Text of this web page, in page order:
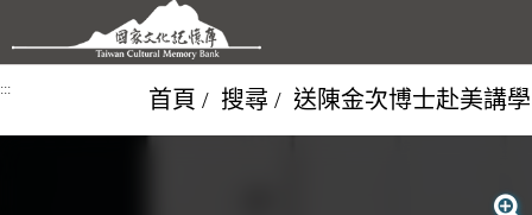
跳到主要內容區塊
::: 首頁 搜尋 送陳金次博士赴美講